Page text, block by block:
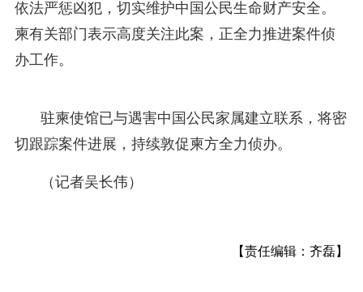
依法严惩凶犯，切实维护中国公民生命财产安全。
柬有关部门表示高度关注此案，正全力推进案件侦
办工作。
驻柬使馆已与遇害中国公民家属建立联系，将密
切跟踪案件进展，持续敦促柬方全力侦办。
（记者吴长伟）
【责任编辑：齐磊】